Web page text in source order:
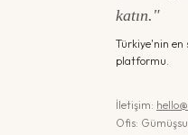
katın."
Türkiye'nin en
platformu.
İletişim:
Ofis: